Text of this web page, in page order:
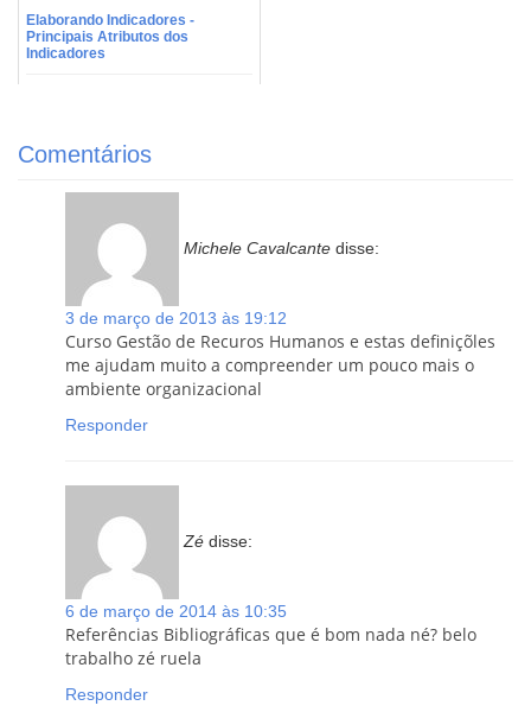
Elaborando Indicadores -
Principais Atributos dos
Indicadores
Comentários
Michele Cavalcante disse:
3 de março de 2013 às 19:12
Curso Gestão de Recuros Humanos e estas definiçõles
me ajudam muito a compreender um pouco mais o
ambiente organizacional
Responder
Zé disse:
6 de março de 2014 às 10:35
Referências Bibliográficas que é bom nada né? belo
trabalho zé ruela
Responder